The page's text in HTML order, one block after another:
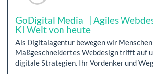
GoDigital Media | Agiles
KI Welt von heute
Als Digitalagentur bewegen wir
Maßgeschneidertes Webdesign trifft auf
digitale Strategien. Ihr Vordenker und